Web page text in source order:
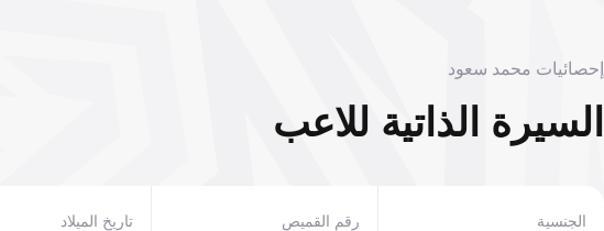
إحصائيات محمد سعود
السيرة الذاتية للاعب
الجنسية رقم القميص تاريخ الميلاد